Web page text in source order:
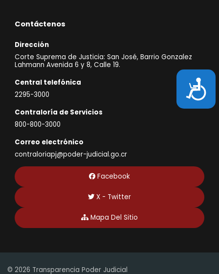
Contáctenos
Dirección
Corte Suprema de Justicia: San José, Barrio Gonzalez
Lahmann Avenida 6 y 8, Calle 19.
Central telefónica
2295-3000
Contraloría de Servicios
800-800-3000
Correo electrónico
contraloriapj@poder-judicial.go.cr
Facebook
X - Twitter
Mapa Del Sitio
© 2026 Transparencia Poder Judicial